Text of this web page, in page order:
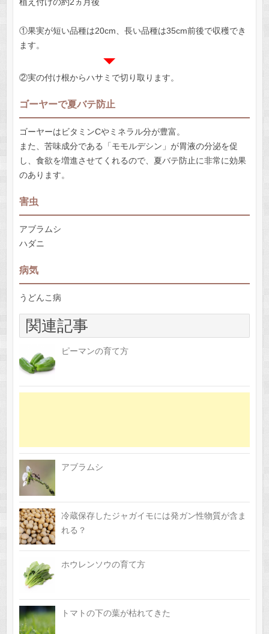
植え付けの約2ヵ月後
①果実が短い品種は20cm、長い品種は35cm前後で収穫でき
ます。
②実の付け根からハサミで切り取ります。
ゴーヤーで夏バテ防止
ゴーヤーはビタミンCやミネラル分が豊富。
また、苦味成分である「モモルデシン」が胃液の分泌を促
し、食欲を増進させてくれるので、夏バテ防止に非常に効果
のあります。
害虫
アブラムシ
ハダニ
病気
うどんこ病
関連記事
ピーマンの育て方
アブラムシ
冷蔵保存したジャガイモには発ガン性物質が含ま
れる？
ホウレンソウの育て方
トマトの下の葉が枯れてきた